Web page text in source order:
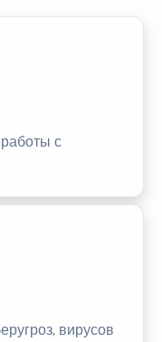
с
вирусов